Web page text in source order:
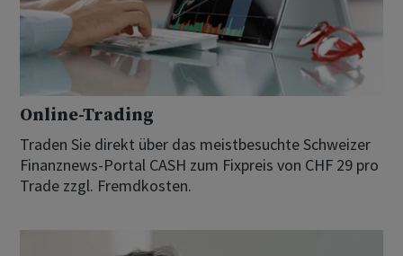
Online-Trading
Traden Sie direkt über das meistbesuchte Schweizer
Finanznews-Portal CASH zum Fixpreis von CHF 29 pro
Trade zzgl. Fremdkosten.